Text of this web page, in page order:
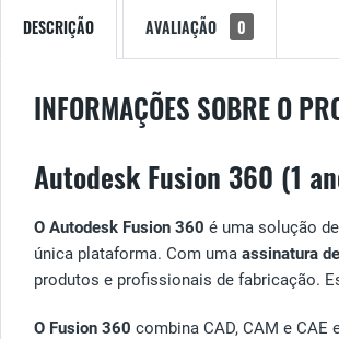
DESCRIÇÃO AVALIAÇÃO 0
INFORMAÇÕES SOBRE O
Autodesk Fusion 360 (1
O Autodesk Fusion 360 é uma solução
única plataforma. Com uma assinatura
produtos e profissionais de fabricação.
O Fusion 360 combina CAD, CAM e